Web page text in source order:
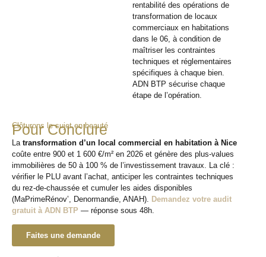
rentabilité des opérations de
transformation de locaux
commerciaux en habitations
dans le 06, à condition de
maîtriser les contraintes
techniques et réglementaires
spécifiques à chaque bien.
ADN BTP sécurise chaque
étape de l’opération.
Clôturons le sujet en beauté
Pour Conclure
La transformation d’un local commercial en habitation à Nice
coûte entre 900 et 1 600 €/m² en 2026 et génère des plus-values
immobilières de 50 à 100 % de l’investissement travaux. La clé :
vérifier le PLU avant l’achat, anticiper les contraintes techniques
du rez-de-chaussée et cumuler les aides disponibles
(MaPrimeRénov’, Denormandie, ANAH). Demandez votre audit
gratuit à ADN BTP — réponse sous 48h.
Faites une demande